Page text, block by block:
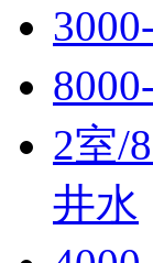
2室/
井水